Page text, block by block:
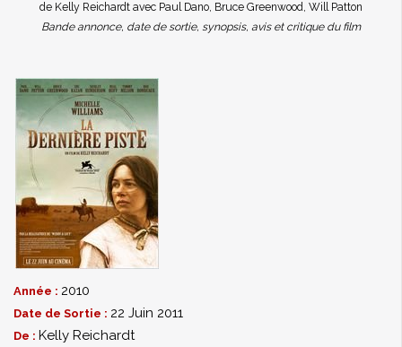
de Kelly Reichardt avec Paul Dano, Bruce Greenwood, Will Patton
Bande annonce, date de sortie, synopsis, avis et critique du film
Année : 2010
Date de Sortie : 22 Juin 2011
De : Kelly Reichardt